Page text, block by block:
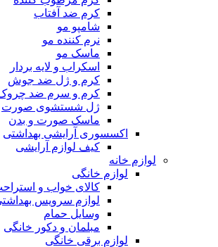
کرم ضد آفتاب
شامپو مو
نرم کننده مو
ماسک مو
اسکراب و لایه بردار
کرم و ژل ضد جوش
کرم و سرم ضد
ژل شستشوی صورت
ماسک صورت و بدن
اکسسوری آرایشی بهداشتی
کیف لوازم آرایشی
لوازم خانه
لوازم خانگی
کالای خواب و
لوازم سرویس
وسایل حمام
مبلمان و دکور خانگی
لوازم برقی خانگی